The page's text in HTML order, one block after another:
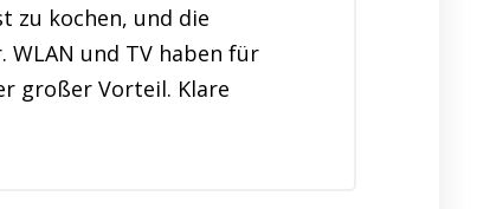
zu kochen, und die
und TV haben für
großer Vorteil. Klare